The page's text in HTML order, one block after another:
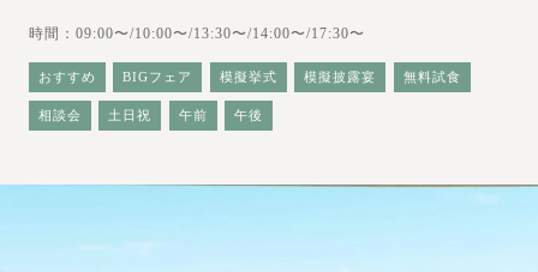
時間：09:00〜/10:00〜/13:30〜/14:00〜/17:30〜
おすすめ BIGフェア 模擬挙式 模擬披露宴 無料試食
相談会 土日祝 午前 午後